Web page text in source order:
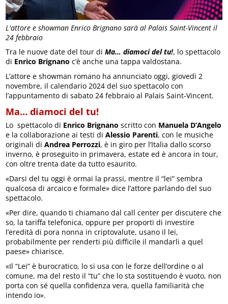
L'attore e showman Enrico Brignano sarà al Palais Saint-Vincent il
24 febbraio
Tra le nuove date del tour diMa… diamoci del tu!, lo spettacolo
di Enrico Brignano c’è anche una tappa valdostana.
L’attore e showman romano ha annunciato oggi, giovedì 2
novembre, il calendario 2024 del suo spettacolo con
l’appuntamento di sabato 24 febbraio al Palais Saint-Vincent.
Ma… diamoci del tu!
Lo spettacolo di Enrico Brignano scritto con Manuela D’Angelo
e la collaborazione ai testi diAlessio Parenti, con le musiche
originali diAndrea Perrozzi, è in giro per l’Italia dallo scorso
inverno, è proseguito in primavera, estate ed è ancora in tour,
con oltre trenta date da tutto esaurito.
«Darsi del tu oggi è ormai la prassi, mentre il “lei” sembra
qualcosa di arcaico e formale» dice l’attore parlando del suo
spettacolo.
«Per dire, quando ti chiamano dal call center per discutere che
so, la tariffa telefonica, oppure per proporti di investire
l’eredità di pora nonna in criptovalute, usano il lei,
probabilmente per renderti più difficile il mandarli a quel
paese» chiarisce.
«Il “Lei” è burocratico, lo si usa con le forze dell’ordine o al
comune, ma del resto il “tu” che lo sta sostituendo è vuoto, non
porta con sé quella confidenza vera, quella familiarità che
intendo io».